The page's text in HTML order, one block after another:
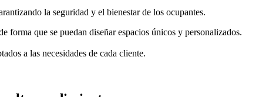
la seguridad y el bienestar de los ocupantes.
forma que se puedan diseñar espacios únicos y personalizados.
a las necesidades de cada cliente.